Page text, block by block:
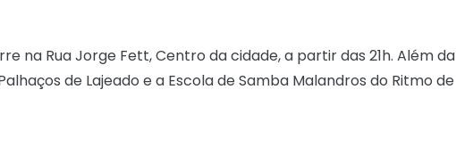
na Rua Jorge Fett, Centro da cidade, a partir das 21h. Além da
de Lajeado e a Escola de Samba Malandros do Ritmo de